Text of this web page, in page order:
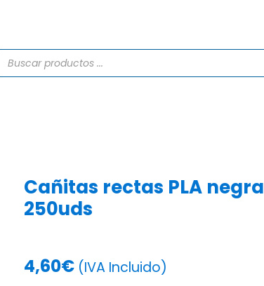
Cañitas rectas PLA
250uds
4,60€ (IVA Incluido)